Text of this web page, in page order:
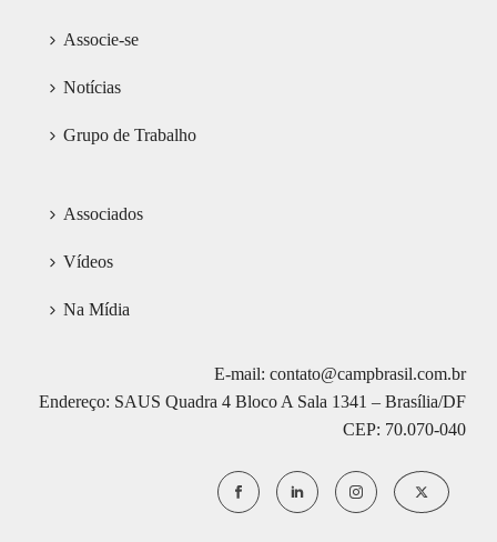
Associe-se
Notícias
Grupo de Trabalho
Associados
Vídeos
Na Mídia
E-mail: contato@campbrasil.com.br
Endereço: SAUS Quadra 4 Bloco A Sala 1341 – Brasília/DF
CEP: 70.070-040